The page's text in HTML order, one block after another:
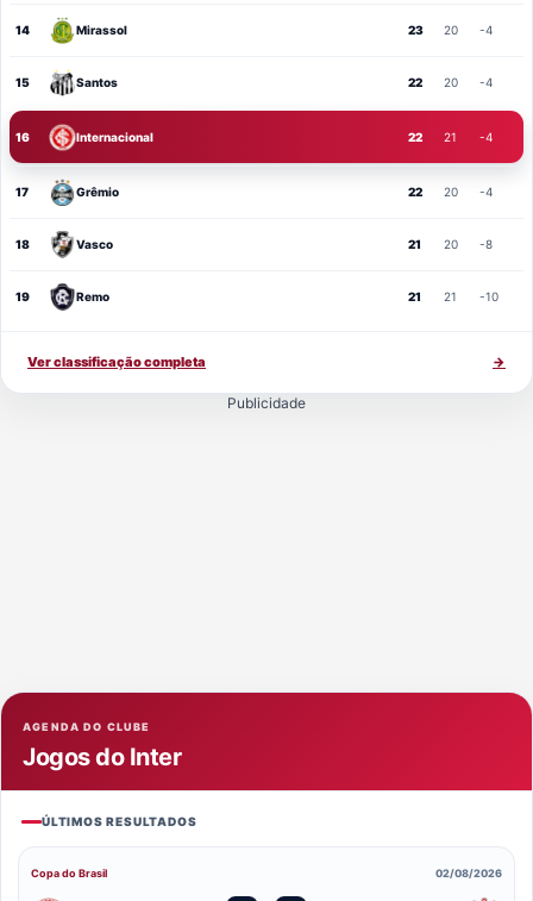
14 Mirassol 23 20 -4
15 Santos 22 20 -4
16 Internacional 22 21 -4
17 Grêmio 22 20 -4
18 Vasco 21 20 -8
19 Remo 21 21 -10
Ver classificação completa →
Publicidade
AGENDA DO CLUBE
Jogos do Inter
ÚLTIMOS RESULTADOS
Copa do Brasil 02/08/2026